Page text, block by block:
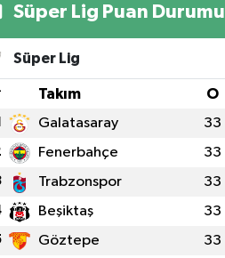
Süper Lig Puan Durumu
Süper Lig
Takım O
Galatasaray 33
Fenerbahçe 33
Trabzonspor 33
Beşiktaş 33
Göztepe 33